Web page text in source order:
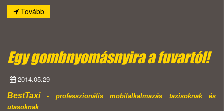
Tovább
Egy gombnyomásnyira a fuvartól!
2014.05.29
BestTaxi- professzionális mobilalkalmazás taxisoknak és
utasoknak